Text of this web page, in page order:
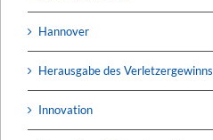
Hannover
Herausgabe des Verletzergewinns
Innovation